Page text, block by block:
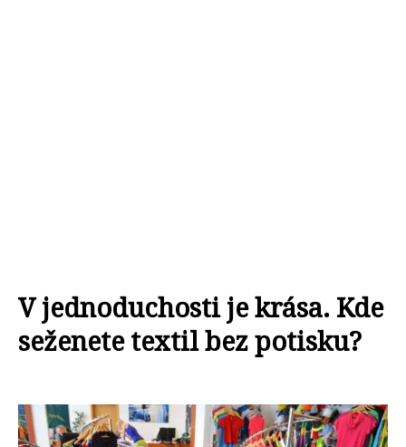
V jednoduchosti je krása. Kde
seženete textil bez potisku?